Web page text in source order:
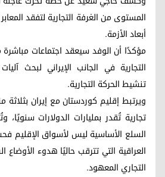
المستوى من الغرفة التجارية لتفقد
أبعاد الأزمة.
مؤكدًا أن الوفد سيعقد اجتماعات
التجارية في الجانب الإيراني لبحث
تنشيط الحركة التجارية.
ويرتبط إقليم كوردستان مع إيران بثلاثة
تجارية تُقدر بمليارات الدولارات سنويًا،
السلع الأساسية ليس لأسواق الإقليم
العراقية التي تترقب حاليًا هدوء الأوضاع
التجاري المعهود.